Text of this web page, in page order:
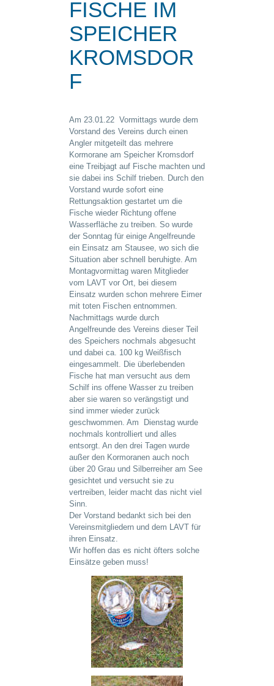
FISCHE IM
SPEICHER
KROMSDOR
F
Am 23.01.22 Vormittags wurde dem
Vorstand des Vereins durch einen
Angler mitgeteilt das mehrere
Kormorane am Speicher Kromsdorf
eine Treibjagt auf Fische machten und
sie dabei ins Schilf trieben. Durch den
Vorstand wurde sofort eine
Rettungsaktion gestartet um die
Fische wieder Richtung offene
Wasserfläche zu treiben. So wurde
der Sonntag für einige Angelfreunde
ein Einsatz am Stausee, wo sich die
Situation aber schnell beruhigte. Am
Montagvormittag waren Mitglieder
vom LAVT vor Ort, bei diesem
Einsatz wurden schon mehrere Eimer
mit toten Fischen entnommen.
Nachmittags wurde durch
Angelfreunde des Vereins dieser Teil
des Speichers nochmals abgesucht
und dabei ca. 100 kg Weißfisch
eingesammelt. Die überlebenden
Fische hat man versucht aus dem
Schilf ins offene Wasser zu treiben
aber sie waren so verängstigt und
sind immer wieder zurück
geschwommen. Am Dienstag wurde
nochmals kontrolliert und alles
entsorgt. An den drei Tagen wurde
außer den Kormoranen auch noch
über 20 Grau und Silberreiher am See
gesichtet und versucht sie zu
vertreiben, leider macht das nicht viel
Sinn.
Der Vorstand bedankt sich bei den
Vereinsmitgliedern und dem LAVT für
ihren Einsatz.
Wir hoffen das es nicht öfters solche
Einsätze geben muss!